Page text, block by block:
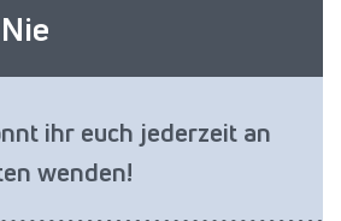
ihr euch jederzeit an
wenden!